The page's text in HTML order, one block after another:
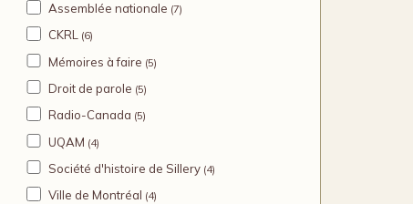
Assemblée nationale (7)
CKRL (6)
Mémoires à faire (5)
Droit de parole (5)
Radio-Canada (5)
UQAM (4)
Société d'histoire de Sillery (4)
Ville de Montréal (4)